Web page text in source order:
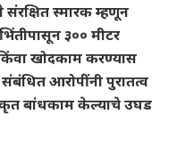
स्मारक म्हणून
३०० मीटर
खोदकाम करण्यास
आरोपींनी पुरातत्व
बांधकाम केल्याचे उघड